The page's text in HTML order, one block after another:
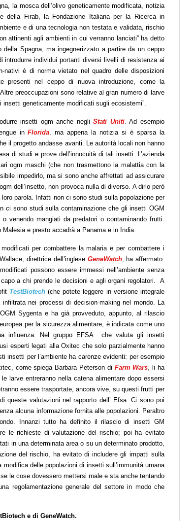
la mosca dell’olivo geneticamente modificata, notizia
della Firab, la Fondazione Italiana per la Ricerca in
e di una tecnologia non testata e validata, rischio
attinenti agli ambienti in cui verranno lanciati” ha detto
Spagna, ma ingegnerizzato a partire da un ceppo
introdurre individui portanti diversi livelli di resistenza ai
è di norma vietato nel quadro delle disposizioni
presenti nel ceppo di nuova introduzione, come la
preoccupazioni sono relative al gran numero di larve
geneticamente modificati sugli ecosistemi”.
insetti ogm anche negli Stati Uniti.Ad esempio
in Florida,ma appena la notizia si è sparsa la
il progetto andasse avanti. Le autorità locali non hanno
di studi e prove dell’innocuità di tali insetti. L’azienda
ogm maschi (che non trasmettono la malattia con la
impedirlo, ma si sono anche affrettati ad assicurare
dell’insetto, non provoca nulla di diverso. A dirlo però
parola. Infatti non ci sono studi sulla popolazione per
ci sono studi sulla contaminazione che gli insetti OGM
o venendo mangiati da predatori o contaminando frutti.
e presto accadrà a Panama e in India.
per combattere la malaria e per combattere i
direttrice dell’inglese GeneWatch, ha affermato:
possono essere immessi nell’ambiente senza
a chi prende le decisioni e agli organi regolatori. A
TestBiotech (che potete leggere in versione integrale
nei processi di decision-making nel mondo. La
Sygenta e ha già provveduto, appunto, al rilascio
per la sicurezza alimentare, è indicata come uno
influenza. Nel gruppo EFSA che valuta gli insetti
esperti legati alla Oxitec che solo parzialmente hanno
insetti per l’ambiente ha carenze evidenti: per esempio
come spiega Barbara Peterson di Farm Wars, li ha
larve entreranno nella catena alimentare dopo essersi
essere trasportate, ancora vive, su questi frutti per
queste valutazioni nel rapporto dell’ Efsa. Ci sono poi
alcuna informazione fornita alle popolazioni. Peraltro
Innanzi tutto ha definito il rilascio di insetti GM
le richieste di valutazione del rischio; poi ha evitato
in una determinata area o su un determinato prodotto,
del rischio, ha evitato di includere gli impatti sulla
delle popolazioni di insetti sull’immunità umana
le cose dovessero mettersi male e sta anche tentando
regolamentazione generale del settore in modo che
e di GeneWatch.